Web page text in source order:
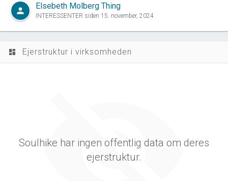
person Elsebeth Molberg Thing
INTERESSENTER siden 15. november, 2024
dashboard Ejerstruktur i virksomheden
Soulhike har ingen offentlig data om deres
ejerstruktur.